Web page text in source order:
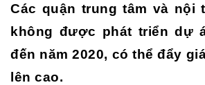
Các quận trung tâm và nội
không được phát triển dự
đến năm 2020, có thể đẩy
lên cao.